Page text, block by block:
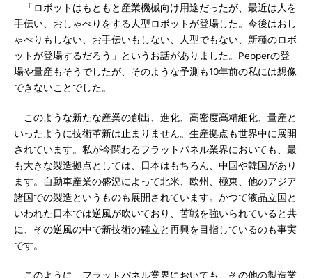
「ロボットはもともと産業機械向け用途だったが、最近は人を
手伝い、おしゃべりをする人型ロボットが登場した。今後はおし
ゃべりもしない、お手伝いもしない、人型でもない、新種のロボ
ットが登場するだろう」というお話がありました。Pepperの登
場や量産もそうでしたが、そのような予測も10年前の私には想像
できないことでした。
このような新たな産業の創出、進化、高密度高精細化、量産と
いったように技術革新は止まりません。生産拠点も世界中に展開
されています。私が今関わるフラットパネル業界においても、最
も大きな製造拠点としては、日本はもちろん、中国や韓国があり
ます。自動車産業の盛況によって北米、欧州、極東、他のアジア
諸国での製造というものも展開されています。かつて液晶立国と
いわれた日本では逆風が吹いており、苦戦を強いられていると共
に、その逆風の中で新技術の確立と再興を目指しているのも事実
です。
このように、フラットパネル業界においても、その他の製造業